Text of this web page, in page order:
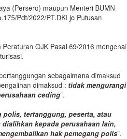
(Persero) maupun Menteri BUMN
Pdt/2022/PT.DKI jo Putusan
OJK Pasal 69/2016 mengenai
sebagaimana dimaksud
dimaksud : tidak mengurangi
ceding”.
polis, tertanggung, peserta, atau
kepada perusahaan lain,
hak pemegang polis”.